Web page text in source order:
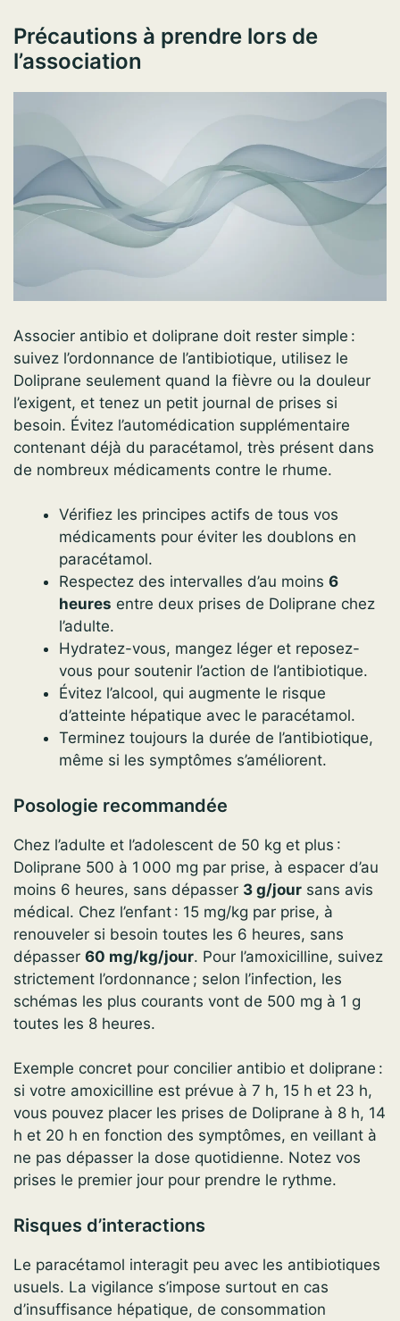
Précautions à prendre lors de
l’association
Associer antibio et doliprane doit rester simple :
suivez l’ordonnance de l’antibiotique, utilisez le
Doliprane seulement quand la fièvre ou la douleur
l’exigent, et tenez un petit journal de prises si
besoin. Évitez l’automédication supplémentaire
contenant déjà du paracétamol, très présent dans
de nombreux médicaments contre le rhume.
Vérifiez les principes actifs de tous vos
médicaments pour éviter les doublons en
paracétamol.
Respectez des intervalles d’au moins 6
heures entre deux prises de Doliprane chez
l’adulte.
Hydratez-vous, mangez léger et reposez-
vous pour soutenir l’action de l’antibiotique.
Évitez l’alcool, qui augmente le risque
d’atteinte hépatique avec le paracétamol.
Terminez toujours la durée de l’antibiotique,
même si les symptômes s’améliorent.
Posologie recommandée
Chez l’adulte et l’adolescent de 50 kg et plus :
Doliprane 500 à 1 000 mg par prise, à espacer d’au
moins 6 heures, sans dépasser 3 g/jour sans avis
médical. Chez l’enfant : 15 mg/kg par prise, à
renouveler si besoin toutes les 6 heures, sans
dépasser 60 mg/kg/jour. Pour l’amoxicilline, suivez
strictement l’ordonnance ; selon l’infection, les
schémas les plus courants vont de 500 mg à 1 g
toutes les 8 heures.
Exemple concret pour concilier antibio et doliprane :
si votre amoxicilline est prévue à 7 h, 15 h et 23 h,
vous pouvez placer les prises de Doliprane à 8 h, 14
h et 20 h en fonction des symptômes, en veillant à
ne pas dépasser la dose quotidienne. Notez vos
prises le premier jour pour prendre le rythme.
Risques d’interactions
Le paracétamol interagit peu avec les antibiotiques
usuels. La vigilance s’impose surtout en cas
d’insuffisance hépatique, de consommation